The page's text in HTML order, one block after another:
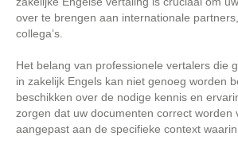
over te brengen aan internationale
collega’s.
Het belang van professionele vertalers die
in zakelijk Engels kan niet genoeg worden
beschikken over de nodige kennis en
zorgen dat uw documenten correct worden
aangepast aan de specifieke context